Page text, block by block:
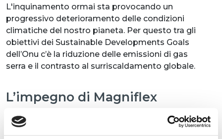
L'inquinamento ormai sta provocando un
progressivo deterioramento delle condizioni
climatiche del nostro pianeta. Per questo tra gli
obiettivi dei Sustainable Developments Goals
dell’Onu c’è la riduzione delle emissioni di gas
serra e il contrasto al surriscaldamento globale.
L’impegno di Magniflex
In questo senso Magniflex si impegna